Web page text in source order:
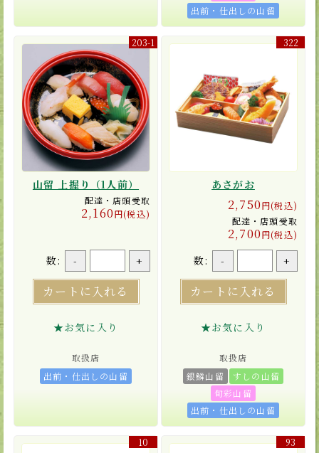
出前・仕出しの山留
203-1
山留 上握り（1人前）
配達・店頭受取
2,160円(税込)
数: - +
カートに入れる
★お気に入り
取扱店
出前・仕出しの山留
322
あさがお
2,750円(税込)
配達・店頭受取
2,700円(税込)
数: - +
カートに入れる
★お気に入り
取扱店
銀鱗山留
すしの山留
旬彩山留
出前・仕出しの山留
10 93